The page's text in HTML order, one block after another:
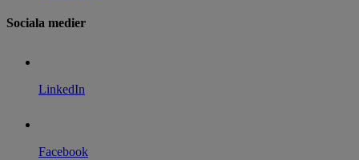
Sociala medier
LinkedIn
Facebook